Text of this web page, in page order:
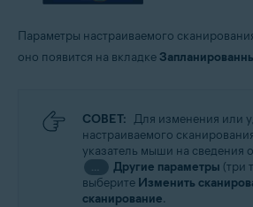
Параметры настраиваемого
оно появится на вкладке
СОВЕТ: Для изменения или
настраиваемого
указатель мыши на сведения
Другие параметры (три
выберите Изменить
сканирование.